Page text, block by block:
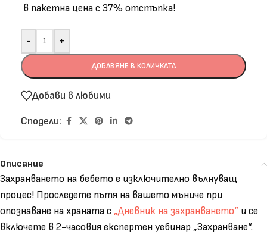
в пакетна цена с 37% отстъпка!
- +
ДОБАВЯНЕ В КОЛИЧКАТА
Добави в любими
Сподели:
Описание
Захранването на бебето е изключително вълнуващ
процес! Проследете пътя на вашето мъниче при
опознаване на храната с „Дневник на захранването“ и се
включете в 2-часовия експертен уебинар „Захранване“.